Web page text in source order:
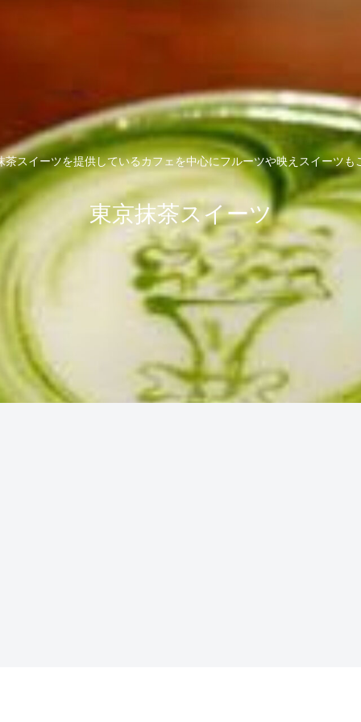
茶スイーツを提供しているカフェを中心にフルーツや映えスイーツも
東京抹茶スイーツ